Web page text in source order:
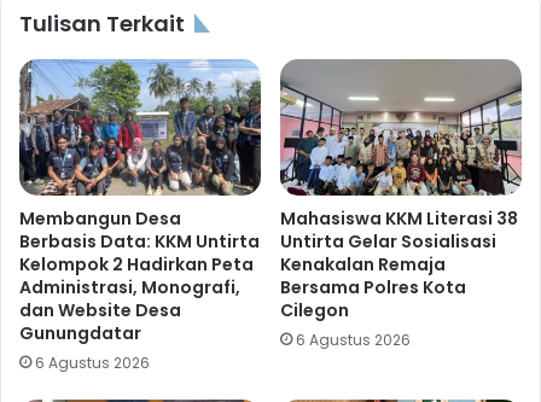
Tulisan Terkait
Membangun Desa
Berbasis Data: KKM Untirta
Kelompok 2 Hadirkan Peta
Administrasi, Monografi,
dan Website Desa
Gunungdatar
6 Agustus 2026
Mahasiswa KKM Literasi 38
Untirta Gelar Sosialisasi
Kenakalan Remaja
Bersama Polres Kota
Cilegon
6 Agustus 2026